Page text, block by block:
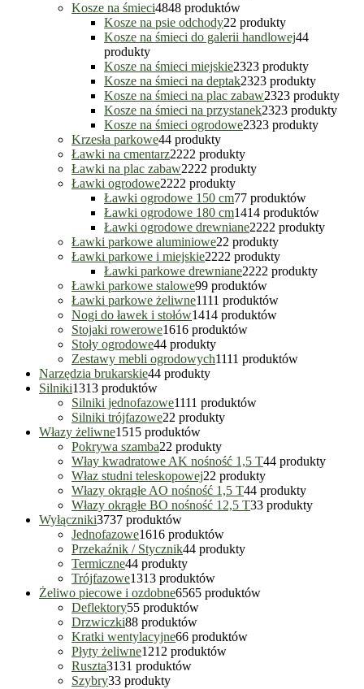
Kosze na śmieci4848 produktów
Kosze na psie odchody22 produkty
Kosze na śmieci do galerii handlowej44
produkty
Kosze na śmieci miejskie2323 produkty
Kosze na śmieci na deptak2323 produkty
Kosze na śmieci na plac zabaw2323 produkty
Kosze na śmieci na przystanek2323 produkty
Kosze na śmieci ogrodowe2323 produkty
Krzesła parkowe44 produkty
Ławki na cmentarz2222 produkty
Ławki na plac zabaw2222 produkty
Ławki ogrodowe2222 produkty
Ławki ogrodowe 150 cm77 produktów
Ławki ogrodowe 180 cm1414 produktów
Ławki ogrodowe drewniane2222 produkty
Ławki parkowe aluminiowe22 produkty
Ławki parkowe i miejskie2222 produkty
Ławki parkowe drewniane2222 produkty
Ławki parkowe stalowe99 produktów
Ławki parkowe żeliwne1111 produktów
Nogi do ławek i stołów1414 produktów
Stojaki rowerowe1616 produktów
Stoły ogrodowe44 produkty
Zestawy mebli ogrodowych1111 produktów
Narzędzia brukarskie44 produkty
Silniki1313 produktów
Silniki jednofazowe1111 produktów
Silniki trójfazowe22 produkty
Włazy żeliwne1515 produktów
Pokrywa szamba22 produkty
Włay kwadratowe AK nośność 1,5 T44 produkty
Właz studni teleskopowej22 produkty
Włazy okrągłe AO nośność 1,5 T44 produkty
Włazy okrągłe BO nośność 12,5 T33 produkty
Wyłączniki3737 produktów
Jednofazowe1616 produktów
Przekaźnik / Stycznik44 produkty
Termiczne44 produkty
Trójfazowe1313 produktów
Żeliwo piecowe i ozdobne6565 produktów
Deflektory55 produktów
Drzwiczki88 produktów
Kratki wentylacyjne66 produktów
Płyty żeliwne1212 produktów
Ruszta3131 produktów
Szybry33 produkty